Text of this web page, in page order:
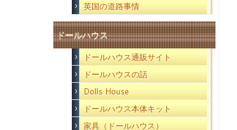
英国の道路事情
ドールハウス
ドールハウス通販サイト
ドールハウスの話
Dolls House
ドールハウス本体キット
家具（ドールハウス）